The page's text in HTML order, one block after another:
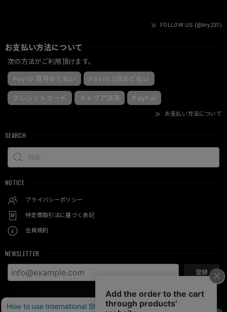
FOLLOW US (@kry231)
お支払い方法について
次の方法がご利用頂けます。
Pay ID 翌月あと払い Pay ID 3回あと払い
クレジットカード キャリア決済 PayPal
お支払い方法について
SEARCH
NOTICE
プライバシーポリシー
特定商取引法に基づく表記
会員規約
NEWSLETTER
登録